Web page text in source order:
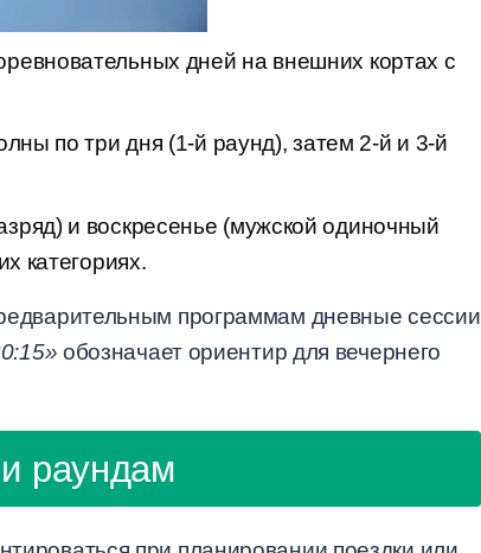
дней на внешних кортах с
по три дня (1-й раунд), затем 2-й и 3-й
и воскресенье (мужской одиночный
категориях.
программам дневные сессии
обозначает ориентир для вечернего
раундам